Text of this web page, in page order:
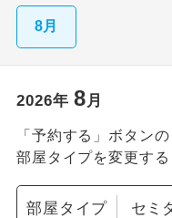
8月
2026年 8 月
「予約する」ボタン
部屋タイプを変更す
部屋タイプ